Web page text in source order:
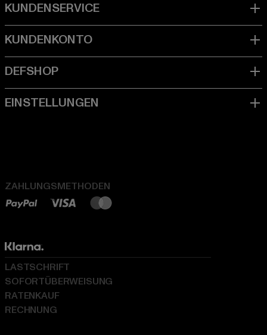
ZAHLUNGSMETHODEN
LASTSCHRIFT
SOFORTÜBERWEISUNG
RATENKAUF
RECHNUNG